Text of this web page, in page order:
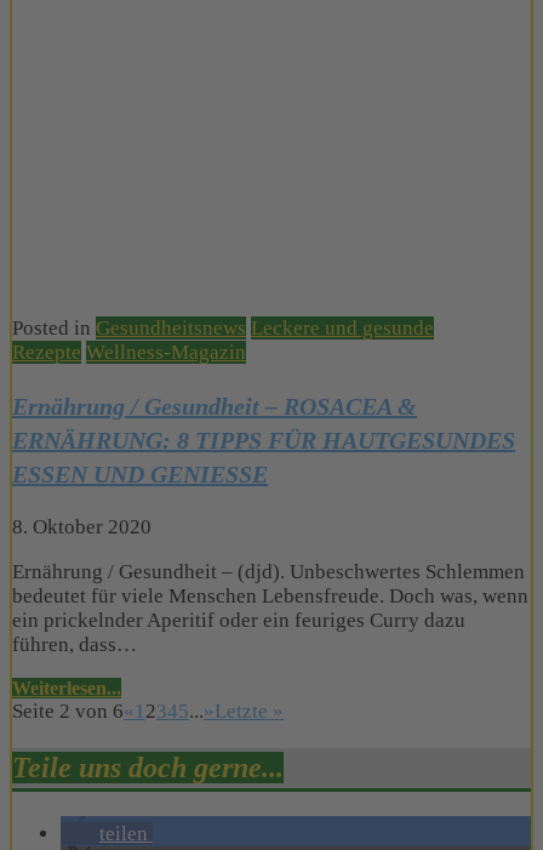
Posted in Gesundheitsnews Leckere und gesunde
Rezepte Wellness-Magazin
Ernährung / Gesundheit – ROSACEA &
ERNÄHRUNG: 8 TIPPS FÜR HAUTGESUNDES
ESSEN UND GENIESSE
8. Oktober 2020
Ernährung / Gesundheit – (djd). Unbeschwertes Schlemmen
bedeutet für viele Menschen Lebensfreude. Doch was, wenn
ein prickelnder Aperitif oder ein feuriges Curry dazu
führen, dass…
Weiterlesen...
Seite 2 von 6«12345...»Letzte »
Teile uns doch gerne...
teilen